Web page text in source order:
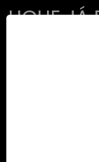
LIGUE JÁ